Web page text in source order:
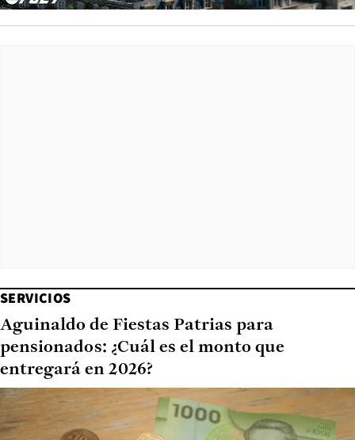
SERVICIOS
Aguinaldo de Fiestas Patrias para
pensionados: ¿Cuál es el monto que
entregará en 2026?